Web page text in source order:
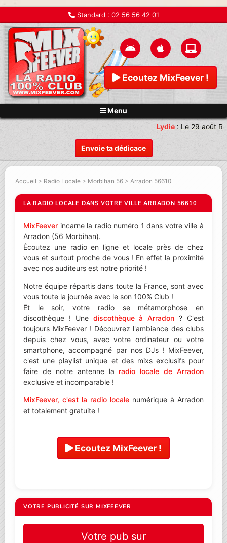
Standard : 02 56 56 42 01
Ecoutez MixFeever !
Menu
Envoie ta dédicace
Lydie:Le 29 août
Accueil > Radio Locale > Morbihan 56 > Arradon 56610
LA RADIO LOCALE DANS VOTRE VILLE ARRADON 56610
MixFeever incarne la radio numéro 1 dans votre ville à
Arradon (56 Morbihan).
Écoutez une radio en ligne et locale près de chez
vous et surtout proche de vous ! En effet la proximité
avec nos auditeurs est notre priorité !
Notre équipe répartis dans toute la France, sont avec
vous toute la journée avec le son 100% Club !
Et le soir, votre radio se métamorphose en
discothèque ! Une discothèque à Arradon ? C'est
toujours MixFeever ! Découvrez l'ambiance des clubs
depuis chez vous, avec votre ordinateur ou votre
smartphone, accompagné par nos DJs ! MixFeever,
c'est une playlist unique et des mixs exclusifs pour
faire de notre antenne la radio locale de Arradon
exclusive et incomparable !
MixFeever, c'est la radio locale numérique à Arradon
et totalement gratuite !
Ecoutez MixFeever !
VOTRE PUBLICITÉ SUR MIXFEEVER
Votre pub sur